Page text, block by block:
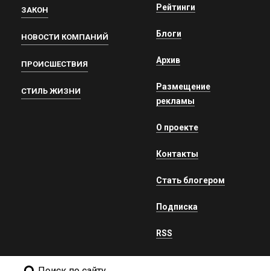
ЗАКОН
НОВОСТИ КОМПАНИЙ
ПРОИСШЕСТВИЯ
СТИЛЬ ЖИЗНИ
Рейтинги
Блоги
Архив
Размещение
рекламы
О проекте
Контакты
Стать блогером
Подписка
RSS